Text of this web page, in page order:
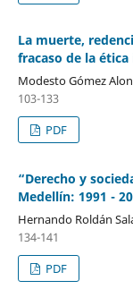
La muerte,
fracaso de la
Modesto Gómez
103-133
PDF
“Derecho y
Medellín: 1991 -
Hernando Roldán
134-141
PDF